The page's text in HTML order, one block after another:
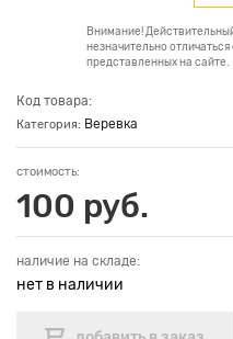
Внимание!
незначительно
представленных на сайте.
Код товара:
Категория: Веревка
стоимость:
100 руб.
наличие на складе:
нет в наличии